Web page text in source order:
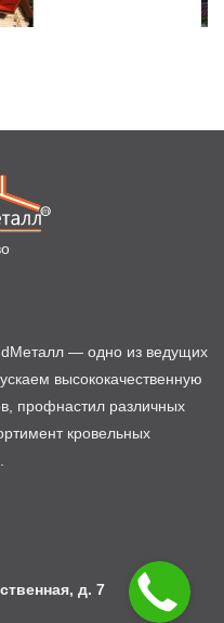
— одно из ведущих
высококачественную
профнастил различных
кровельных
д. 7